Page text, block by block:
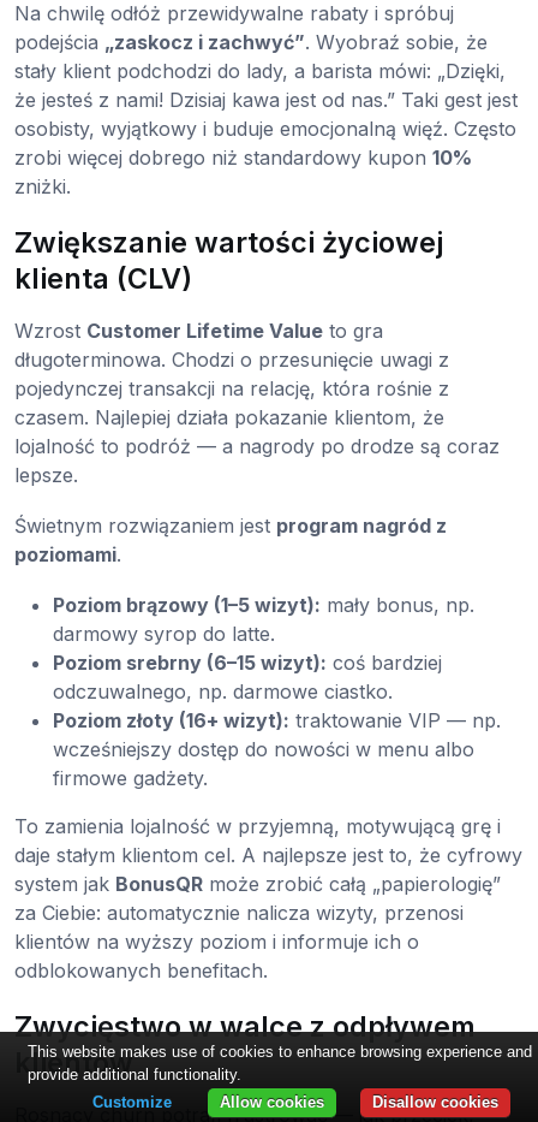
Na chwilę odłóż przewidywalne rabaty i spróbuj
podejścia „zaskocz i zachwyć”. Wyobraź sobie, że
stały klient podchodzi do lady, a barista mówi: „Dzięki,
że jesteś z nami! Dzisiaj kawa jest od nas.” Taki gest jest
osobisty, wyjątkowy i buduje emocjonalną więź. Często
zrobi więcej dobrego niż standardowy kupon 10%
zniżki.
Zwiększanie wartości życiowej
klienta (CLV)
Wzrost Customer Lifetime Value to gra
długoterminowa. Chodzi o przesunięcie uwagi z
pojedynczej transakcji na relację, która rośnie z
czasem. Najlepiej działa pokazanie klientom, że
lojalność to podróż — a nagrody po drodze są coraz
lepsze.
Świetnym rozwiązaniem jest program nagród z
poziomami.
Poziom brązowy (1–5 wizyt): mały bonus, np.
darmowy syrop do latte.
Poziom srebrny (6–15 wizyt): coś bardziej
odczuwalnego, np. darmowe ciastko.
Poziom złoty (16+ wizyt): traktowanie VIP — np.
wcześniejszy dostęp do nowości w menu albo
firmowe gadżety.
To zamienia lojalność w przyjemną, motywującą grę i
daje stałym klientom cel. A najlepsze jest to, że cyfrowy
system jak BonusQR może zrobić całą „papierologię”
za Ciebie: automatycznie nalicza wizyty, przenosi
klientów na wyższy poziom i informuje ich o
odblokowanych benefitach.
Zwycięstwo w walce z odpływem
klientów
Rosnący churn potrafi frustrować — jak przeciek,
This website makes use of cookies to enhance browsing experience and
provide additional functionality.
Disallow cookies
Allow cookies
Customize